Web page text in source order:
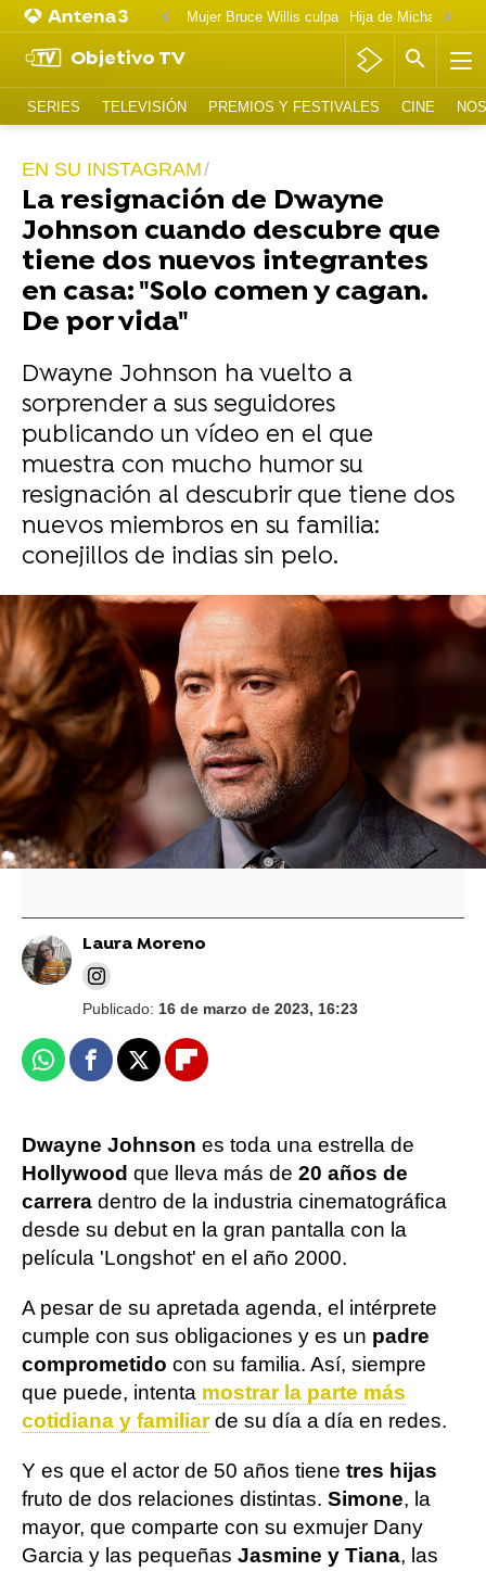
Mujer Bruce Willis culpa
Objetivo TV
SERIES TELEVISIÓN PREMIOS Y FESTIVALES CINE
EN SU INSTAGRAM
La resignación de Dwayne
Johnson cuando descubre que
tiene dos nuevos integrantes
en casa: "Solo comen y cagan.
De por vida"
Dwayne Johnson ha vuelto a
sorprender a sus seguidores
publicando un vídeo en el que
muestra con mucho humor su
resignación al descubrir que tiene dos
nuevos miembros en su familia:
conejillos de indias sin pelo.
Dwayne Johnson vuelve a la tienda donde
robaba cada día de niño y sorprende con un
gesto colosal
Dwayne Johnson muestra el coche
destrozado de su madre tras sobrevivir a un
grave accidente: "Los ángeles la han
protegido"
Laura Moreno
Publicado: 16 de marzo de 2023, 16:23
WhatsappFacebook
X Flipboard
Dwayne Johnson es toda una estrella de
Hollywood que lleva más de 20 años de
carrera dentro de la industria cinematográfica
desde su debut en la gran pantalla con la
película 'Longshot' en el año 2000.
A pesar de su apretada agenda, el intérprete
cumple con sus obligaciones y es un padre
comprometido con su familia. Así, siempre
que puede, intenta mostrar la parte más
cotidiana y familiarde su día a día en redes.
Y es que el actor de 50 años tiene tres hijas
fruto de dos relaciones distintas. Simone, la
mayor, que comparte con su exmujer Dany
Garcia y las pequeñas Jasmine y Tiana, las